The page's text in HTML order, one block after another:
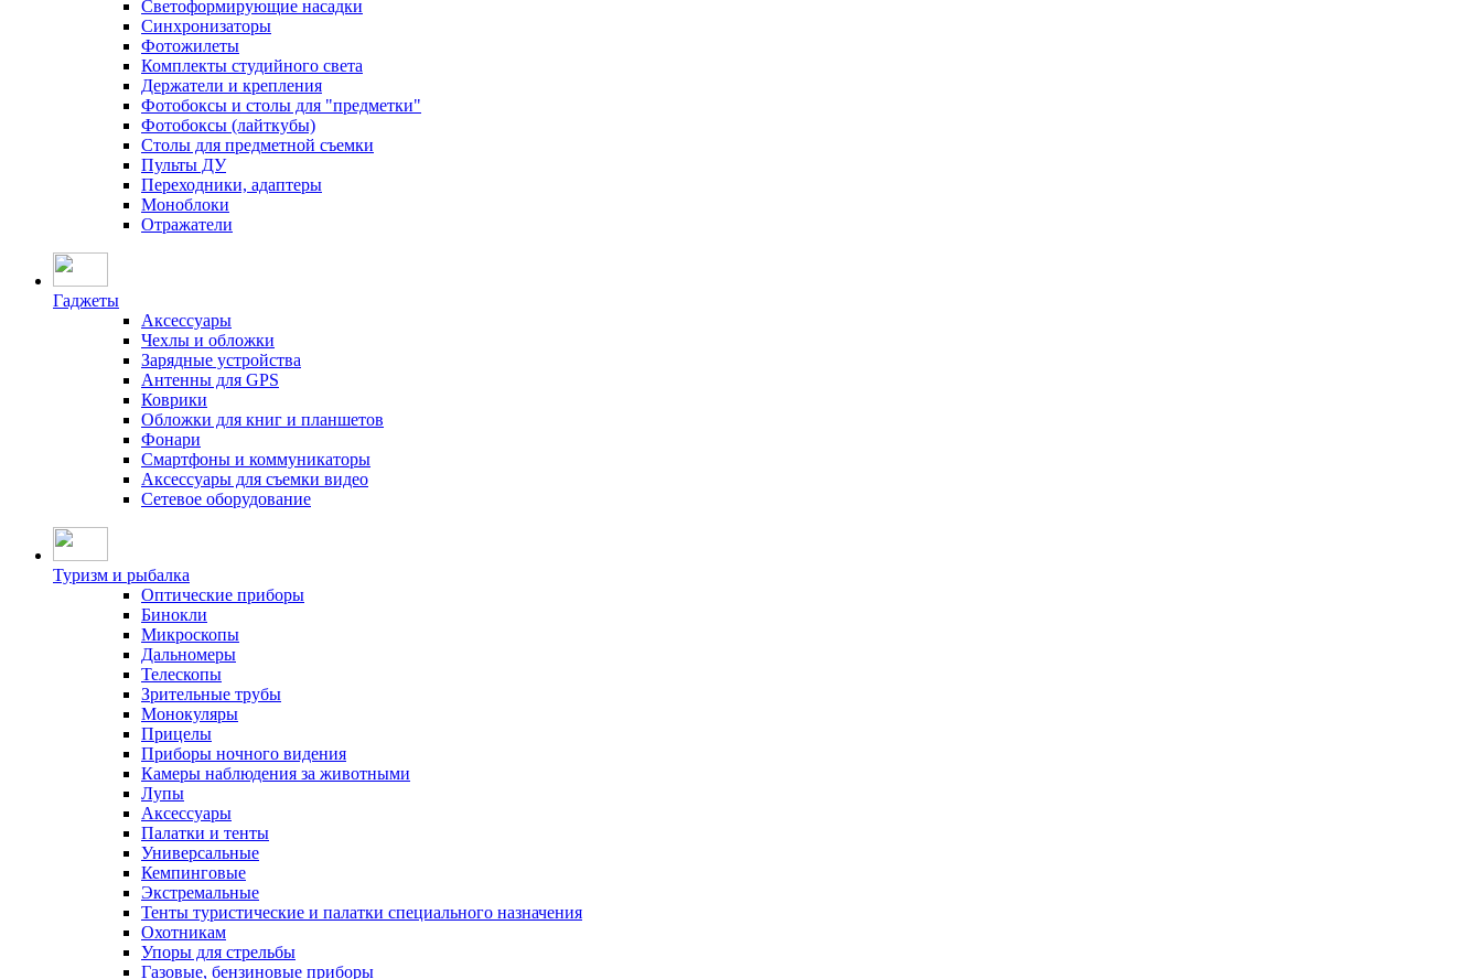
Светоформирующие насадки
Синхронизаторы
Фотожилеты
Комплекты студийного света
Держатели и крепления
Фотобоксы и столы для "предметки"
Фотобоксы (лайткубы)
Столы для предметной съемки
Пульты ДУ
Переходники, адаптеры
Моноблоки
Отражатели
Гаджеты
Аксессуары
Чехлы и обложки
Зарядные устройства
Антенны для GPS
Коврики
Обложки для книг и планшетов
Фонари
Смартфоны и коммуникаторы
Аксессуары для съемки видео
Сетевое оборудование
Туризм и рыбалка
Оптические приборы
Бинокли
Микроскопы
Дальномеры
Телескопы
Зрительные трубы
Монокуляры
Прицелы
Приборы ночного видения
Камеры наблюдения за животными
Лупы
Аксессуары
Палатки и тенты
Универсальные
Кемпинговые
Экстремальные
Тенты туристические и палатки специального назначения
Охотникам
Упоры для стрельбы
Газовые, бензиновые приборы